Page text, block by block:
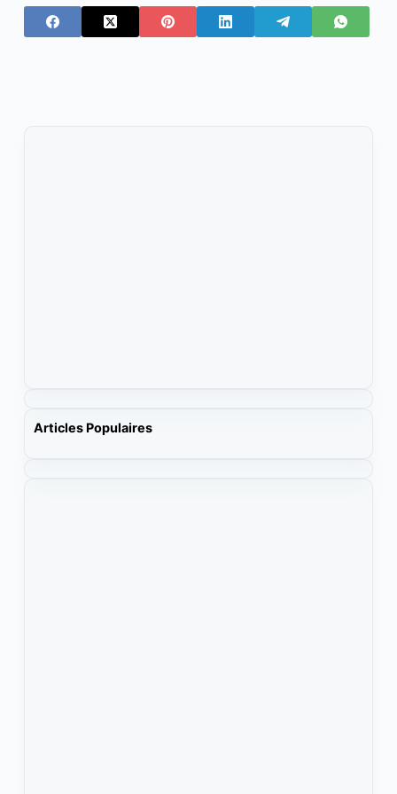
Articles Populaires